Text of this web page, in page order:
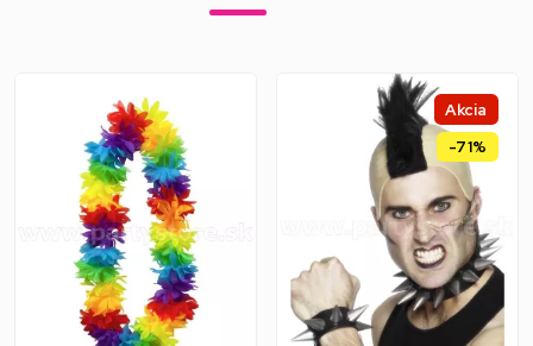
Akcia
-71%